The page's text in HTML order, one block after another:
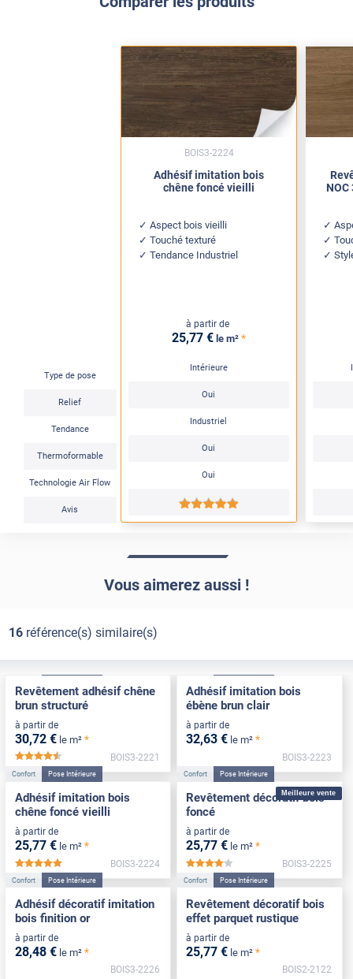
Type de pose
Relief
Tendance
Thermoformable
Technologie Air Flow
Avis
Adhésif imitation bois
chêne foncé vieilli
Aspect bois vieilli
Touché texturé
Tendance Industriel
à partir de
25,77 € le m² *
Intérieure
Oui
Industriel
Oui
Oui
*****
BOIS3-2224
Vous aimerez aussi !
16référence(s) similaire(s)
Revêtement adhésif chêne
brun structuré
à partir de
30,72 € le m² *
*****
BOIS3-2221
Adhésif imitation bois
ébène brun clair
à partir de
32,63 € le m² *
BOIS3-2223
Confort Pose Intérieure
Adhésif imitation bois
chêne foncé vieilli
à partir de
25,77 € le m² *
*****
BOIS3-2224
Meilleure vente
Confort Pose Intérieure
Revêtement décoratif bois
foncé
à partir de
25,77 € le m² *
*****
BOIS3-2225
Confort Pose Intérieure
Adhésif décoratif imitation
bois finition or
à partir de
28,48 € le m² *
BOIS3-2226
Confort Pose Intérieure
Revêtement décoratif bois
effet parquet rustique
à partir de
25,77 € le m² *
BOIS2-2122